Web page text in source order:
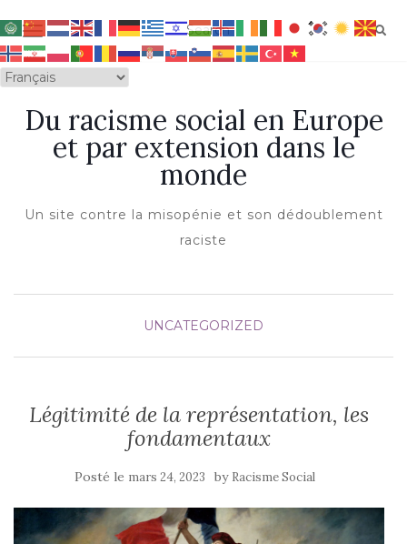
OUVRIR/FERMER LA NAVIGATION
Du racisme social en Europe
et par extension dans le
monde
Un site contre la misopénie et son dédoublement
raciste
UNCATEGORIZED
Légitimité de la représentation, les
fondamentaux
Posté le mars 24, 2023 by Racisme Social